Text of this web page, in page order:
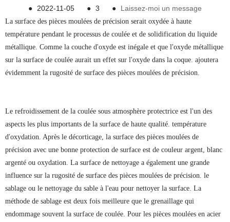
● 2022-11-05 ● 3 ● Laissez-moi un message
La surface des pièces moulées de précision serait oxydée à haute
température pendant le processus de coulée et de solidification du liquide
métallique. Comme la couche d'oxyde est inégale et que l'oxyde métallique
sur la surface de coulée aurait un effet sur l'oxyde dans la coque. ajoutera
évidemment la rugosité de surface des pièces moulées de précision.
Le refroidissement de la coulée sous atmosphère protectrice est l'un des
aspects les plus importants de la surface de haute qualité. température
d'oxydation. Après le décorticage, la surface des pièces moulées de
précision avec une bonne protection de surface est de couleur argent, blanc
argenté ou oxydation. La surface de nettoyage a également une grande
influence sur la rugosité de surface des pièces moulées de précision. le
sablage ou le nettoyage du sable à l'eau pour nettoyer la surface. La
méthode de sablage est deux fois meilleure que le grenaillage qui
endommage souvent la surface de coulée. Pour les pièces moulées en acier